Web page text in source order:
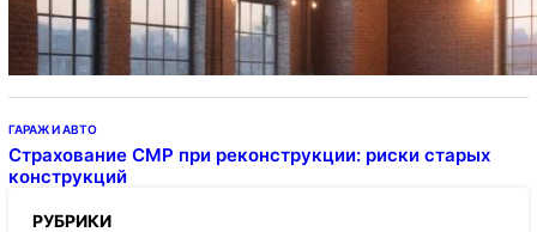
ГАРАЖ И АВТО
Страхование СМР при реконструкции: риски старых
конструкций
РУБРИКИ